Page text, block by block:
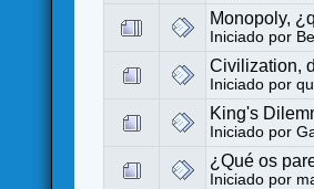
Monopoly,
Iniciado por
Civilization,
Iniciado por
King's
Iniciado por
¿Qué os
Iniciado por